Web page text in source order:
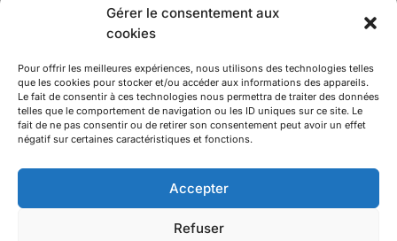
Gérer le consentement aux
cookies
Pour offrir les meilleures expériences, nous utilisons des technologies telles
que les cookies pour stocker et/ou accéder aux informations des appareils.
Le fait de consentir à ces technologies nous permettra de traiter des données
telles que le comportement de navigation ou les ID uniques sur ce site. Le
fait de ne pas consentir ou de retirer son consentement peut avoir un effet
négatif sur certaines caractéristiques et fonctions.
Accepter
Refuser
Téléphone : 04 78 53 06 40
maisondesculturesasiatiques@asiexpo.com